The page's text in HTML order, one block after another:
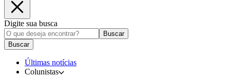
Digite sua busca
Buscar
Buscar
Últimas notícias
Colunistas